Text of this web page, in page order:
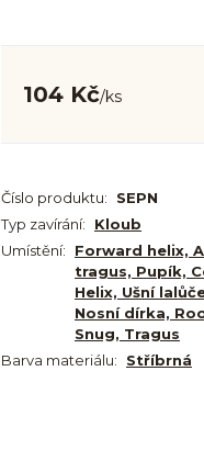
104 Kč/ks
Číslo produktu: SEPN
Typ zavírání:
Kloub
Umístění:
Forward helix,
tragus, Pupík,
Helix, Ušní
Nosní dírka,
Snug, Tragus
Barva materiálu: Stříbrná